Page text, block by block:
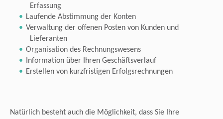
Erfassung
Laufende Abstimmung der Konten
Verwaltung der offenen Posten von Kunden und
Lieferanten
Organisation des Rechnungswesens
Information über Ihren Geschäftsverlauf
Erstellen von kurzfristigen Erfolgsrechnungen
Natürlich besteht auch die Möglichkeit, dass Sie Ihre